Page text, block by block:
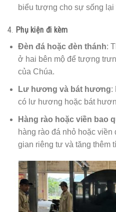
biểu tượng cho sự sống lại
4. Phụ kiện đi kèm
Đèn đá hoặc đèn thánh:
ở hai bên mộ để tượng
của Chúa.
Lư hương và bát hương:
có lư hương hoặc bát
Hàng rào hoặc viền bao
hàng rào đá nhỏ hoặc
gian riêng tư và tăng thêm